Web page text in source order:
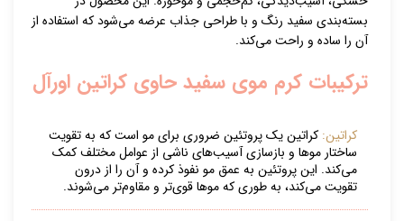
بسته‌بندی سفید رنگ و با طراحی جذاب عرضه می‌شود که استفاده از
آن را ساده و راحت می‌کند.
ترکیبات کرم موی سفید حاوی کراتین اورآل
کراتین: کراتین یک پروتئین ضروری برای مو است که به تقویت
ساختار موها و بازسازی آسیب‌های ناشی از عوامل مختلف کمک
می‌کند. این پروتئین به عمق مو نفوذ کرده و آن را از درون
تقویت می‌کند، به طوری که موها قوی‌تر و مقاوم‌تر می‌شوند.